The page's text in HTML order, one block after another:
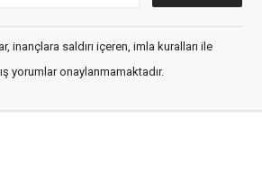
inançlara saldırı içeren, imla kuralları ile
yorumlar onaylanmamaktadır.